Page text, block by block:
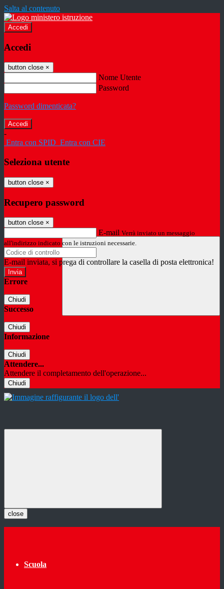
Salta al contenuto
Accedi
Accedi
button close ×
Nome Utente
Password
Password dimenticata?
-
Entra con SPID Entra con CIE
Seleziona utente
button close ×
Recupero password
button close ×
E-mail Verrà inviato un messaggio
all'indirizzo indicato con le istruzioni necessarie.
E-mail inviata, si prega di controllare la casella di posta elettronica!
Errore
Chiudi
Successo
Chiudi
Informazione
Chiudi
Attendere...
Attendere il completamento dell'operazione...
Chiudi
close
Scuola